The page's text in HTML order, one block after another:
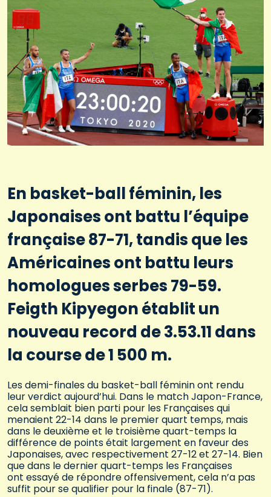
En basket-ball féminin, les
Japonaises ont battu l’équipe
française 87-71, tandis que les
Américaines ont battu leurs
homologues serbes 79-59.
Feigth Kipyegon établit un
nouveau record de 3.53.11 dans
la course de 1 500 m.
Les demi-finales du basket-ball féminin ont rendu
leur verdict aujourd’hui. Dans le match Japon-France,
cela semblait bien parti pour les Françaises qui
menaient 22-14 dans le premier quart temps, mais
dans le deuxième et le troisième quart-temps la
différence de points était largement en faveur des
Japonaises, avec respectivement 27-12 et 27-14. Bien
que dans le dernier quart-temps les Françaises
ont essayé de répondre offensivement, cela n’a pas
suffit pour se qualifier pour la finale (87-71).